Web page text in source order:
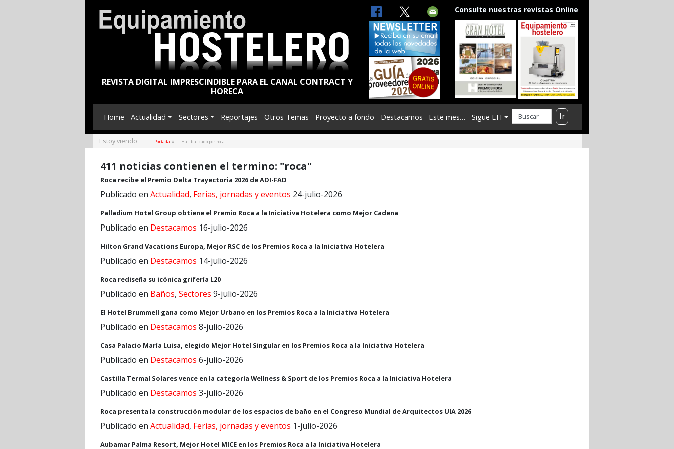
REVISTA DIGITAL IMPRESCINDIBLE PARA EL CANAL CONTRACT Y
HORECA
Consulte nuestras revistas Online
Home Actualidad Sectores Reportajes Otros Temas Proyecto a fondo Destacamos Este mes… Sigue EH Ir
Estoy viendo Portada » Has buscado por roca
411 noticias contienen el termino: "roca"
Roca recibe el Premio Delta Trayectoria 2026 de ADI-FAD
Publicado en Actualidad, Ferias, jornadas y eventos 24-julio-2026
Palladium Hotel Group obtiene el Premio Roca a la Iniciativa Hotelera como Mejor Cadena
Publicado en Destacamos 16-julio-2026
Hilton Grand Vacations Europa, Mejor RSC de los Premios Roca a la Iniciativa Hotelera
Publicado en Destacamos 14-julio-2026
Roca rediseña su icónica grifería L20
Publicado en Baños, Sectores 9-julio-2026
El Hotel Brummell gana como Mejor Urbano en los Premios Roca a la Iniciativa Hotelera
Publicado en Destacamos 8-julio-2026
Casa Palacio María Luisa, elegido Mejor Hotel Singular en los Premios Roca a la Iniciativa Hotelera
Publicado en Destacamos 6-julio-2026
Castilla Termal Solares vence en la categoría Wellness & Sport de los Premios Roca a la Iniciativa Hotelera
Publicado en Destacamos 3-julio-2026
Roca presenta la construcción modular de los espacios de baño en el Congreso Mundial de Arquitectos UIA 2026
Publicado en Actualidad, Ferias, jornadas y eventos 1-julio-2026
Aubamar Palma Resort, Mejor Hotel MICE en los Premios Roca a la Iniciativa Hotelera